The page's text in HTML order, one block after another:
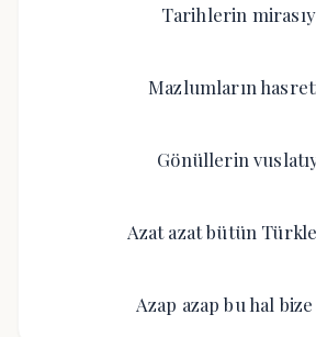
Tarihlerin
Mazlumların
Gönüllerin
Azat azat bütün
Azap azap bu hal bize